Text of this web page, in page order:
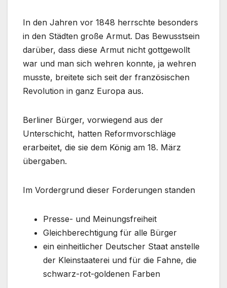
In den Jahren vor 1848 herrschte besonders
in den Städten große Armut. Das Bewusstsein
darüber, dass diese Armut nicht gottgewollt
war und man sich wehren konnte, ja wehren
musste, breitete sich seit der französischen
Revolution in ganz Europa aus.
Berliner Bürger, vorwiegend aus der
Unterschicht, hatten Reformvorschläge
erarbeitet, die sie dem König am 18. März
übergaben.
Im Vordergrund dieser Forderungen standen
Presse- und Meinungsfreiheit
Gleichberechtigung für alle Bürger
ein einheitlicher Deutscher Staat anstelle
der Kleinstaaterei und für die Fahne, die
schwarz-rot-goldenen Farben